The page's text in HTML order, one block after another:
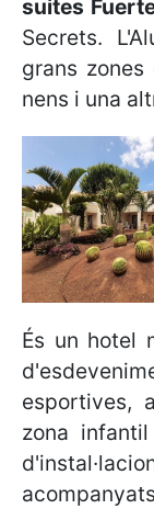
suites
Secrets.
grans
nens i una
És un hotel
esportives,
zona